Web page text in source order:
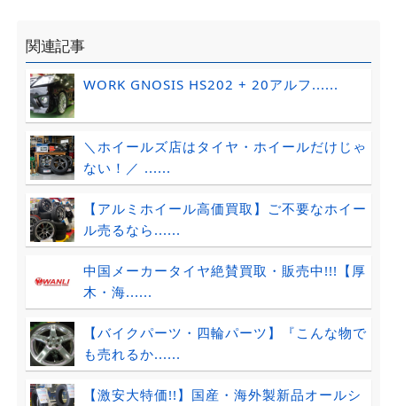
関連記事
WORK GNOSIS HS202 + 20アルフ......
＼ホイールズ店はタイヤ・ホイールだけじゃ
ない！／ ......
【アルミホイール高価買取】ご不要なホイー
ル売るなら......
中国メーカータイヤ絶賛買取・販売中!!!【厚
木・海......
【バイクパーツ・四輪パーツ】『こんな物で
も売れるか......
【激安大特価!!】国産・海外製新品オールシ